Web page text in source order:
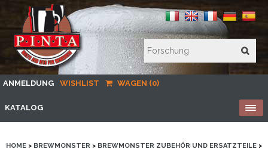
ANMELDUNG WISHLIST WAGEN (0)
KATALOG
HOME > BREWMONSTER > BREWMONSTER ZUBEHÖR UND ERSATZTEILE >